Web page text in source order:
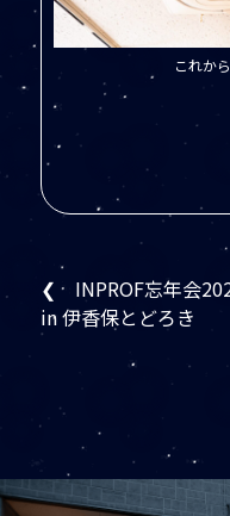
これか
❮ INPROF忘年会
in 伊香保とどろき